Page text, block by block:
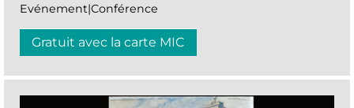
Evénement|Conférence
Gratuit avec la carte MIC